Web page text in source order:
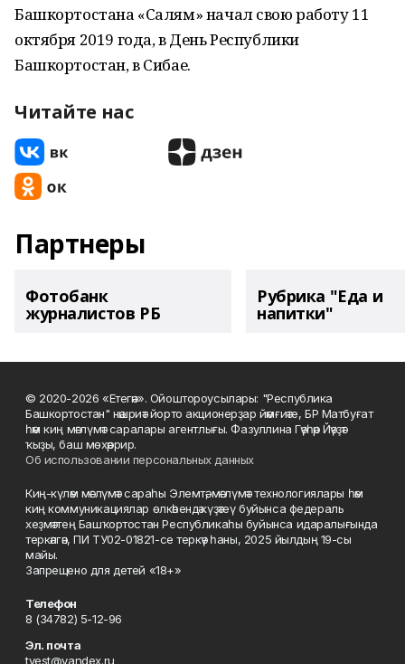
Башкортостана «Салям» начал свою работу 11
октября 2019 года, в День Республики
Башкортостан, в Сибае.
Читайте нас
Партнеры
Фотобанк
журналистов РБ
Рубрика "Еда и
напитки"
© 2020-2026 «Етегән». Ойоштороусылары: "Республика
Башкортостан" нәшриәт йорто акционерҙар йәмғиәте, БР Матбуғат
һәм киң мәғлүмәт саралары агентлығы. Фазуллина Гәүһәр Йәүҙәт
ҡыҙы, баш мөхәррир.
Об использовании персональных данных
Киң-күләм мәғлүмәт сараһы Элемтә, мәғлүмәт технологиялары һәм
киң коммуникациялар өлкәһендә күҙәтеү буйынса федераль
хеҙмәттең Башҡортостан Республикаһы буйынса идаралығында
теркәлгән, ПИ ТУ02-01821-се теркәү һаны, 2025 йылдың 19-сы
майы.
Запрещено для детей «18+»
Телефон
8 (34782) 5-12-96
Эл. почта
tvest@yandex.ru